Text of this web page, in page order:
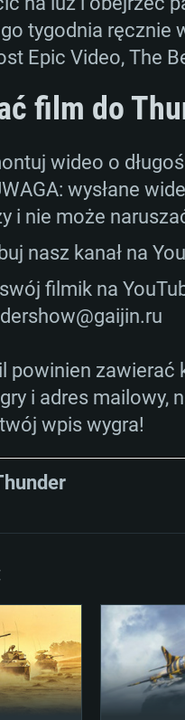
GHz
GeForce
to 720p
klient)
2.2GHz
Pro 5200 (Mac)
Minimalna
klient)
GHz
660 z nowymi
niż 6
(minimalna
Vulkan
klient)
tygodnia ręcznie
Epic Video, The
film do
wideo o
wysłane
i nie może
nasz kanał na
filmik na
powinien
i adres mailowy,
wpis wygra!